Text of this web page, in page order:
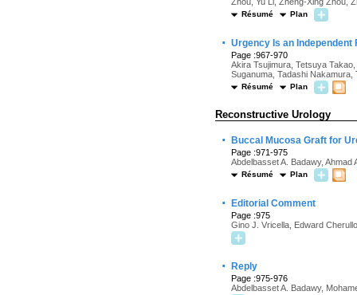
Résumé Plan
· Urgency Is an
Page :967-970
Akira Tsujimura, Tetsuya
Suganuma, Tadashi
Résumé Plan
Reconstructive Urology
· Buccal Mucosa Graft for
Page :971-975
Abdelbasset A. Badawy, Ahmad
Résumé Plan
· Editorial Comment
Page :975
Gino J. Vricella, Edward Cherullo
· Reply
Page :975-976
Abdelbasset A. Badawy,